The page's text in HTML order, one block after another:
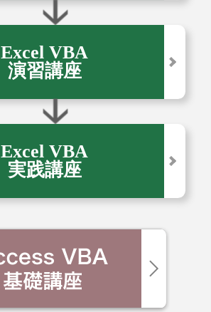
Excel VBA
演習講座
Excel VBA
実践講座